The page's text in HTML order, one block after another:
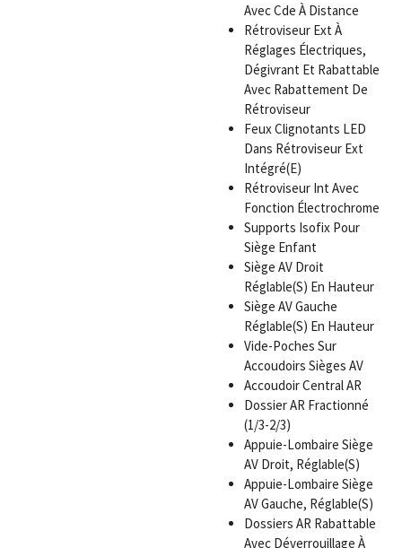
Avec Cde À Distance
Rétroviseur Ext À
Réglages Électriques,
Dégivrant Et Rabattable
Avec Rabattement De
Rétroviseur
Feux Clignotants LED
Dans Rétroviseur Ext
Intégré(E)
Rétroviseur Int Avec
Fonction Électrochrome
Supports Isofix Pour
Siège Enfant
Siège AV Droit
Réglable(S) En Hauteur
Siège AV Gauche
Réglable(S) En Hauteur
Vide-Poches Sur
Accoudoirs Sièges AV
Accoudoir Central AR
Dossier AR Fractionné
(1/3-2/3)
Appuie-Lombaire Siège
AV Droit, Réglable(S)
Appuie-Lombaire Siège
AV Gauche, Réglable(S)
Dossiers AR Rabattable
Avec Déverrouillage À